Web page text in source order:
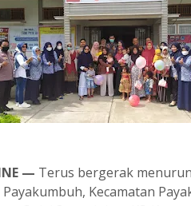
— Terus bergerak
Kecamatan